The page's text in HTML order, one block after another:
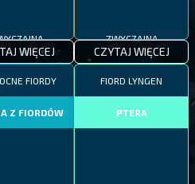
WIĘCEJ
ZWYCZAJNA
CZYTAJ WIĘCEJ
FIORDY
Z FIORDÓW
FIORD LYNGEN
PTERA